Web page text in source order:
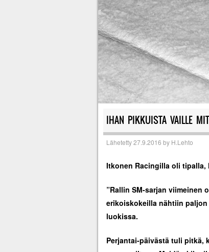
IHAN PIKKUISTA VAILLE
Lähetetty27.9.2016 by H.Lehto
Itkonen Racingilla oli tipalla,
”Rallin SM-sarjan viimeinen
erikoiskokeilla nähtiin
luokissa.
Perjantai-päivästä tuli pitkä,